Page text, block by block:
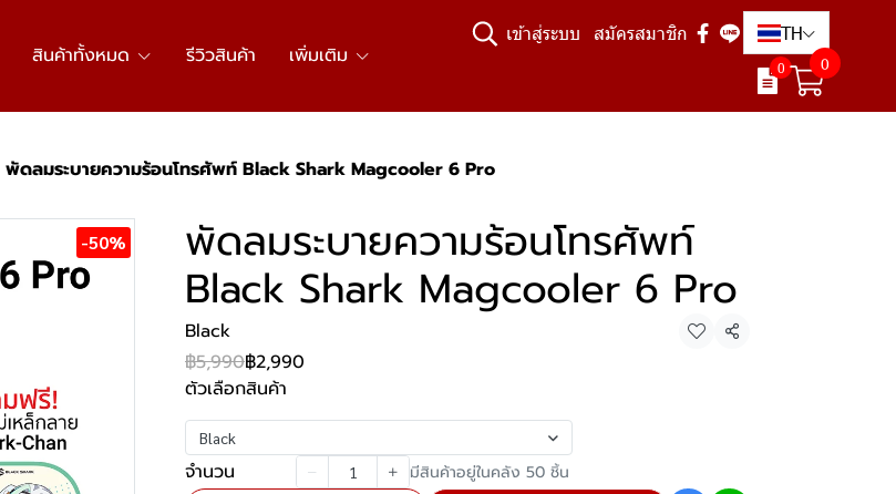
สินค้าทั้งหมด รีวิวสินค้า เพิ่มเติม
เข้าสู่ระบบ สมัครสมาชิก TH
0 0
พัดลมระบายความร้อนโทรศัพท์ Black Shark Magcooler 6 Pro
-50% พัดลมระบายความร้อนโทรศัพท์
Black Shark Magcooler 6 Pro
Black
แชร์
฿5,990฿2,990
ตัวเลือกสินค้า
Black
จำนวน มีสินค้าอยู่ในคลัง 50 ชิ้น